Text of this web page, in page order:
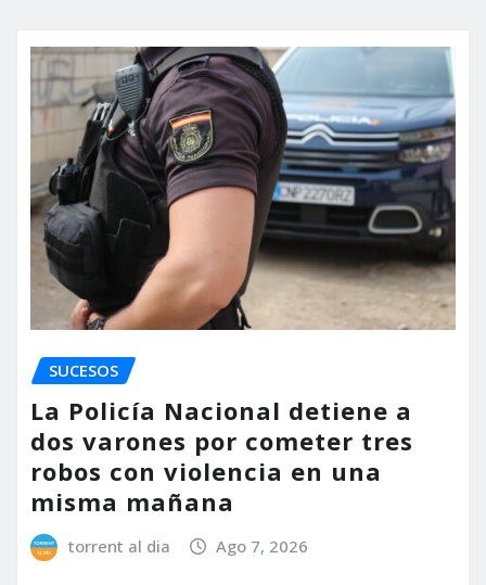
SUCESOS
La Policía Nacional detiene a
dos varones por cometer tres
robos con violencia en una
misma mañana
torrent al dia Ago 7, 2026